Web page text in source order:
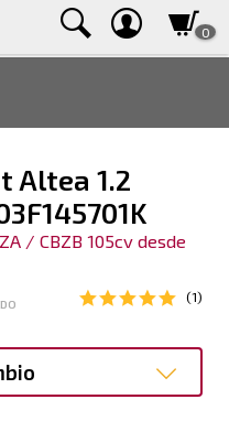
0
Altea 1.2
/ CBZB 105cv desde
(1)